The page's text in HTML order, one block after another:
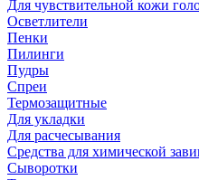
Для чувствительной кожи
Осветлители
Пенки
Пилинги
Пудры
Спреи
Термозащитные
Для укладки
Для расчесывания
Средства для химической
Сыворотки